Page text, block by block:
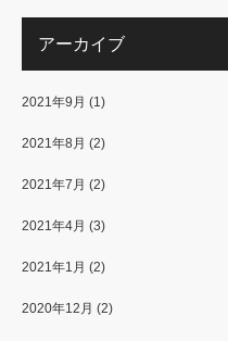
アーカイブ
2021年9月 (1)
2021年8月 (2)
2021年7月 (2)
2021年4月 (3)
2021年1月 (2)
2020年12月 (2)